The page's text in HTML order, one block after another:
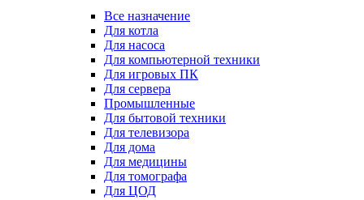
Все назначение
Для котла
Для насоса
Для компьютерной техники
Для игровых ПК
Для сервера
Промышленные
Для бытовой техники
Для телевизора
Для дома
Для медицины
Для томографа
Для ЦОД